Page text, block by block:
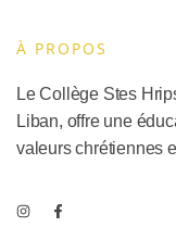
À PROPOS
Le Collège Stes
Liban, offre une
valeurs chrétiennes